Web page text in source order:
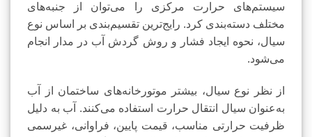
سیستم‌های حرارت مرکزی را می‌توان از جنبه‌های
مختلف دسته‌بندی کرد. رایج‌ترین تقسیم‌بندی بر اساس نوع
سیال، نحوه ایجاد فشار و روش گردش آب در مدار انجام
می‌شود.
از نظر نوع سیال، بیشتر موتورخانه‌های ساختمان از آب
به‌عنوان سیال انتقال حرارت استفاده می‌کنند. آب به دلیل
ظرفیت حرارتی مناسب، قیمت پایین، فراوانی، غیرسمی